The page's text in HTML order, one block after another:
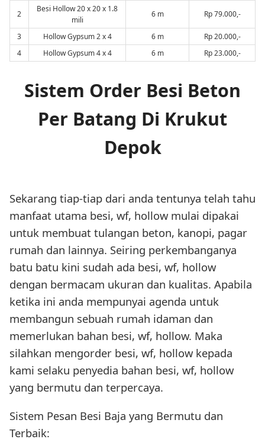
2
Besi Hollow 20 x 20 x 1.8
mili
6 m Rp 79.000,-
3 Hollow Gypsum 2 x 4 6 m
Rp 20.000,-
4
Hollow Gypsum 4 x 4 6 m Rp 23.000,-
Sistem Order Besi Beton
Per Batang Di Krukut
Depok
Sekarang tiap-tiap dari anda tentunya telah tahu
manfaat utama besi, wf, hollow mulai dipakai
untuk membuat tulangan beton, kanopi, pagar
rumah dan lainnya. Seiring perkembanganya
batu batu kini sudah ada besi, wf, hollow
dengan bermacam ukuran dan kualitas. Apabila
ketika ini anda mempunyai agenda untuk
membangun sebuah rumah idaman dan
memerlukan bahan besi, wf, hollow. Maka
silahkan mengorder besi, wf, hollow kepada
kami selaku penyedia bahan besi, wf, hollow
yang bermutu dan terpercaya.
Sistem Pesan Besi Baja yang Bermutu dan
Terbaik: